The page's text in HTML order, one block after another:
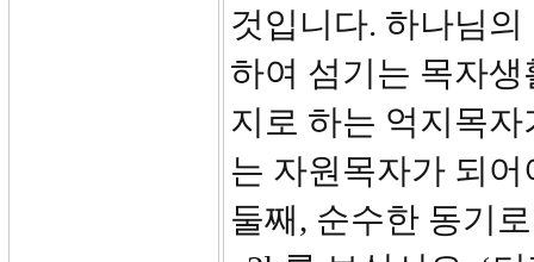
것입니다. 하나님
하여 섬기는 목자
지로 하는 억지목
는 자원목자가 되
둘째, 순수한 동기